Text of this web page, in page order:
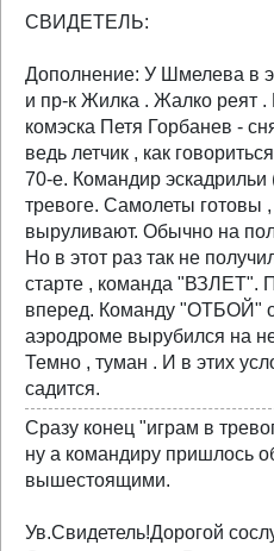
СВИДЕТЕЛЬ:
Дополнение: У Шмелева в
и пр-к Жилка . Жалко реят .
комэска Петя Горбанев -
ведь летчик , как
70-е. Командир
тревоге. Самолеты готовы
выруливают. Обычно на
Но в этот раз так не
старте , команда "ВЗЛЕТ".
вперед. Команду "ОТБОЙ"
аэродроме вырубился на
Темно , туман . И в этих
садится.
Сразу конец "играм в
ну а командиру пришлось
вышестоящими.
Ув.Свидетель!Дорогой